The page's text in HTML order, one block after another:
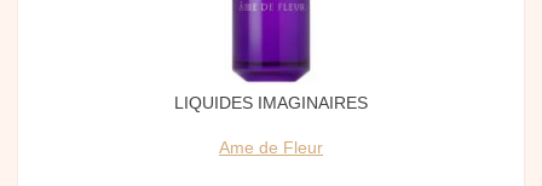
LIQUIDES IMAGINAIRES
Ame de Fleur